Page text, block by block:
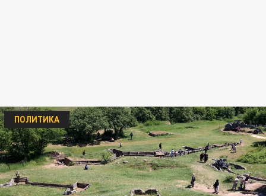
ПОЛИТИКА